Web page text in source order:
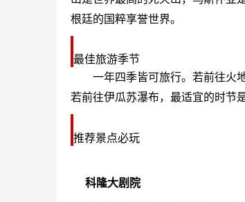
根廷的国粹享誉世界。
最佳旅游季节
一年四季皆可旅行。若前往火
若前往伊瓜苏瀑布，最适宜的时节
推荐景点必玩
科隆大剧院